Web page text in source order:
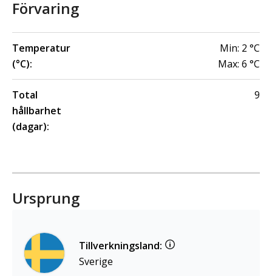
Förvaring
Temperatur
(°C):
Min: 2 °C
Max: 6 °C
Total
hållbarhet
(dagar):
9
Ursprung
Tillverkningsland:
Sverige